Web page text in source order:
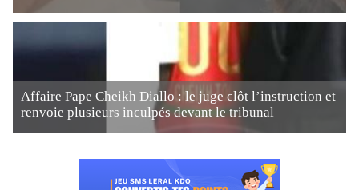
Affaire Pape Cheikh Diallo : le juge clôt l’instruction et
renvoie plusieurs inculpés devant le tribunal